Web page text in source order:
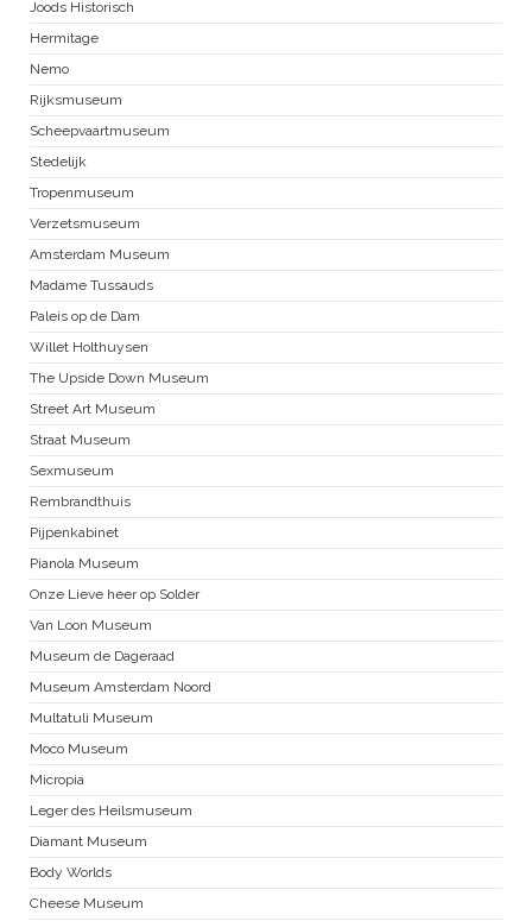
Joods Historisch
Hermitage
Nemo
Rijksmuseum
Scheepvaartmuseum
Stedelijk
Tropenmuseum
Verzetsmuseum
Amsterdam Museum
Madame Tussauds
Paleis op de Dam
Willet Holthuysen
The Upside Down Museum
Street Art Museum
Straat Museum
Sexmuseum
Rembrandthuis
Pijpenkabinet
Pianola Museum
Onze Lieve heer op Solder
Van Loon Museum
Museum de Dageraad
Museum Amsterdam Noord
Multatuli Museum
Moco Museum
Micropia
Leger des Heilsmuseum
Diamant Museum
Body Worlds
Cheese Museum